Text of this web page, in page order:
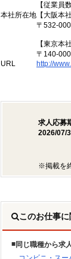
【従業員
本社所在地 【大阪本社
〒532-
【東京本社
〒140-
URL
http://
求人応募
2026/07/
※掲載を
このお仕事
同じ職種から求